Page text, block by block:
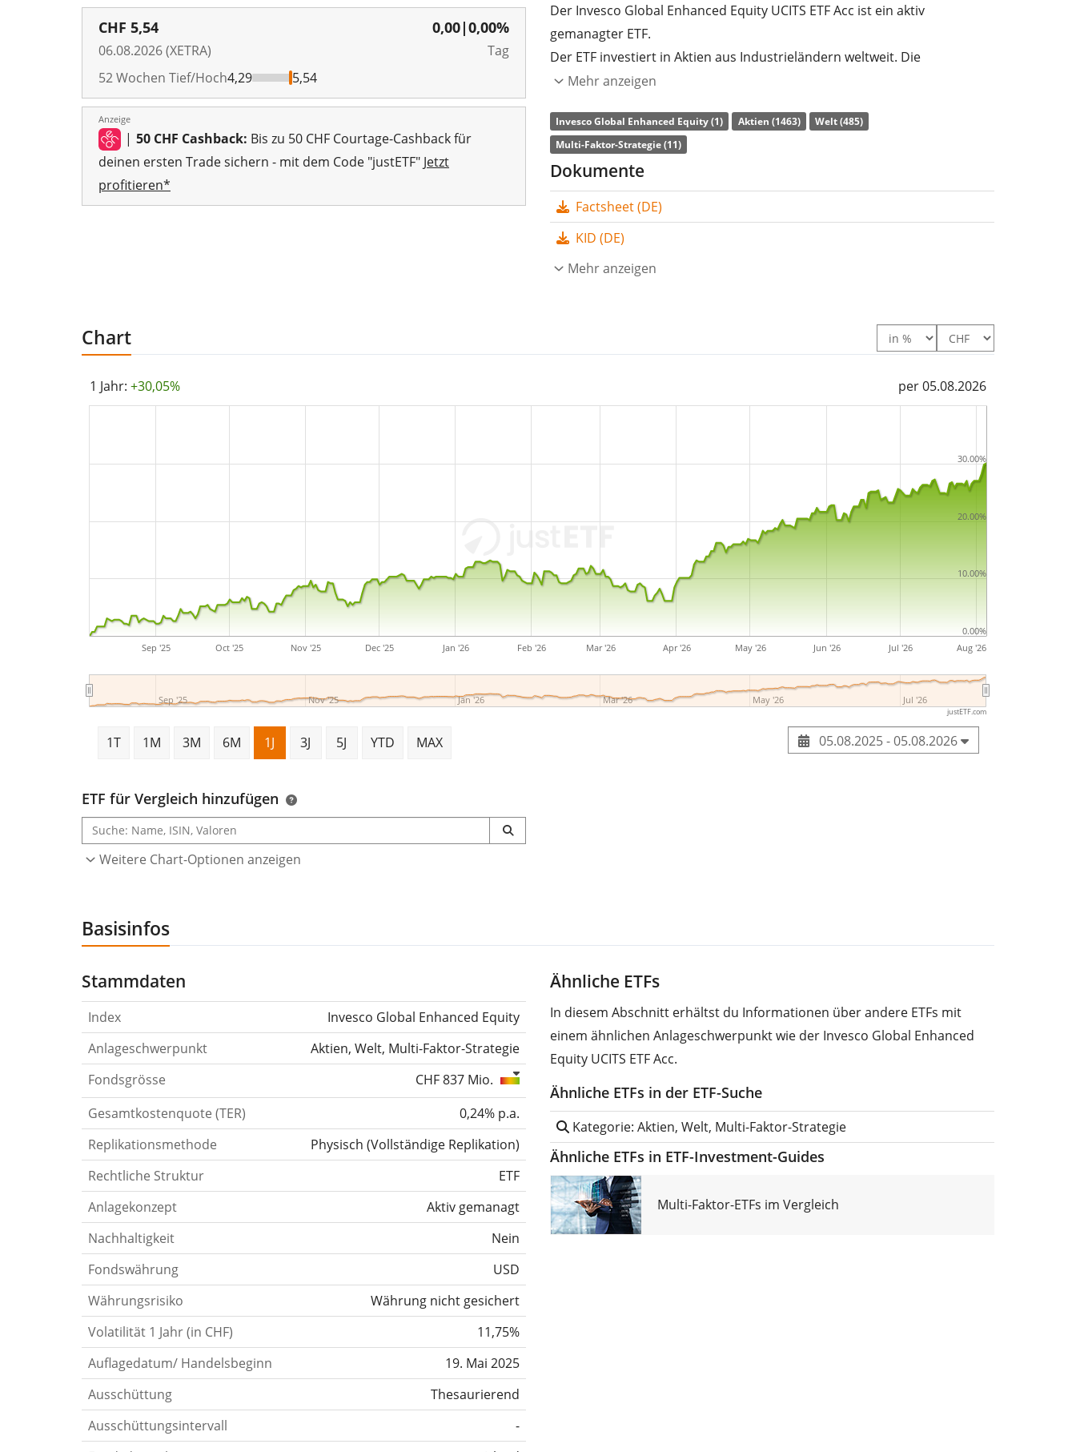
CHF 5,54
06.08.2026 (XETRA)
0,00|0,00%
Tag
52 Wochen Tief/Hoch4,29 5,54
Anzeige
| 50 CHF Cashback: Bis zu 50 CHF Courtage-Cashback für
deinen ersten Trade sichern - mit dem Code "justETF" Jetzt
profitieren*
Der Invesco Global Enhanced Equity UCITS ETF Acc ist ein aktiv
gemanagter ETF.
Der ETF investiert in Aktien aus Industrieländern weltweit. Die
Titelauswahl basiert auf mehreren Faktoren: Value, Momentum und
DieTER(Gesamtkostenquote) des ETF liegt bei
Dividendenerträge im ETF werden
Der Invesco Global Enhanced Equity UCITS ETF Acc ist ein grosser ETF mit
837 Mio. CHF Fondsvolumen. Der ETF wurdeam 19. Mai 2025 in Irland
aufgelegt.
Mehr anzeigen
Invesco Global Enhanced Equity (1) Aktien (1463)
Welt (485)
Multi-Faktor-Strategie (11)
Dokumente
Factsheet (DE)
KID (DE)
Mehr anzeigen
Chart
1 Jahr: +30,05% per 05.08.2026
Sep '25 Oct '25 Nov '25 Dec '25 Jan '26 Feb '26 Mar '26 Apr '26 May '26 Jun '26 Jul '26 Aug '26
Sep '25 Nov '25 Jan '26 Mar '26 May '26 Jul '26
0.00%
10.00%
20.00%
30.00%
justETF.com
1T 1M 3M 6M 1J 3J 5J YTD MAX 05.08.2025 - 05.08.2026
ETF für Vergleich hinzufügen
Weitere Chart-Optionen anzeigen
Basisinfos
Stammdaten
Index
Invesco Global Enhanced Equity
Anlageschwerpunkt
Aktien, Welt, Multi-Faktor-Strategie
Fondsgrösse
CHF 837 Mio.
Gesamtkostenquote (TER)
0,24% p.a.
Replikationsmethode
Physisch (Vollständige Replikation)
Rechtliche Struktur
ETF
Anlagekonzept
Aktiv gemanagt
Nachhaltigkeit
Nein
Fondswährung
USD
Währungsrisiko
Währung nicht gesichert
Volatilität 1 Jahr (in CHF)
11,75%
Auflagedatum/ Handelsbeginn
19. Mai 2025
Ausschüttung
Thesaurierend
Ausschüttungsintervall
-
Ähnliche ETFs
In diesem Abschnitt erhältst du Informationen über andere ETFs mit
einem ähnlichen Anlageschwerpunkt wie der Invesco Global Enhanced
Equity UCITS ETF Acc.
Ähnliche ETFs in der ETF-Suche
Kategorie: Aktien, Welt, Multi-Faktor-Strategie
Ähnliche ETFs in ETF-Investment-Guides
Multi-Faktor-ETFs im Vergleich